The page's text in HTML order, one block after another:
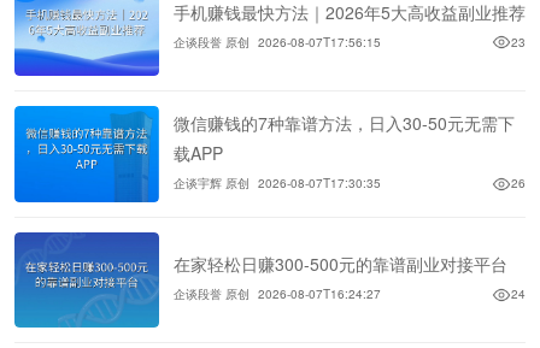
手机赚钱最快方法｜2026年5大高收益副业推荐
企谈段誉 原创 2026-08-07T17:56:15 23
微信赚钱的7种靠谱方法，日入30-50元无需下
载APP
企谈宇辉 原创 2026-08-07T17:30:35 26
在家轻松日赚300-500元的靠谱副业对接平台
企谈段誉 原创 2026-08-07T16:24:27 24